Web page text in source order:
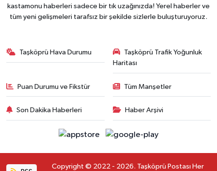
kastamonu haberleri sadece bir tık uzağınızda! Yerel haberler ve
tüm yeni gelişmeleri tarafsız bir şekilde sizlerle buluşturuyoruz.
Taşköprü Hava Durumu
Taşköprü Trafik Yoğunluk
Haritası
Puan Durumu ve Fikstür Tüm Manşetler
Son Dakika Haberleri Haber Arşivi
Copyright © 2022 - 2026. Taşköprü Postası Her